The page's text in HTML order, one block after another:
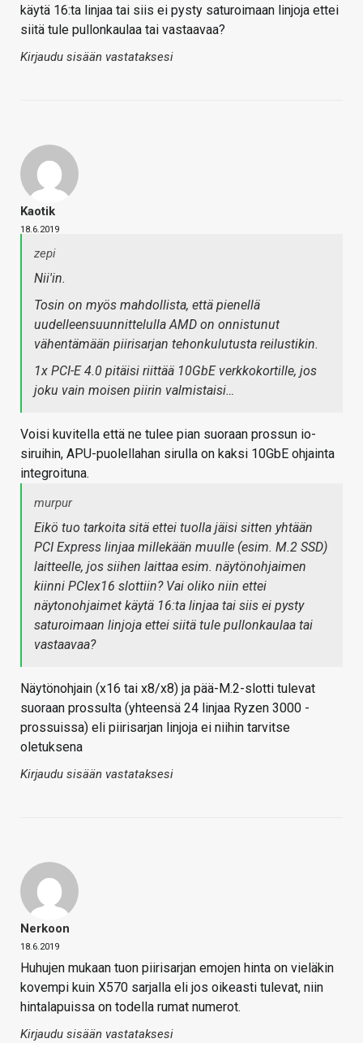
käytä 16:ta linjaa tai siis ei pysty saturoimaan linjoja ettei
siitä tule pullonkaulaa tai vastaavaa?
Kirjaudu sisään vastataksesi
Kaotik
18.6.2019
zepi
Nii'in.
Tosin on myös mahdollista, että pienellä
uudelleensuunnittelulla AMD on onnistunut
vähentämään piirisarjan tehonkulutusta reilustikin.
1x PCI-E 4.0 pitäisi riittää 10GbE verkkokortille, jos
joku vain moisen piirin valmistaisi…
Voisi kuvitella että ne tulee pian suoraan prossun io-
siruihin, APU-puolellahan sirulla on kaksi 10GbE ohjainta
integroituna.
murpur
Eikö tuo tarkoita sitä ettei tuolla jäisi sitten yhtään
PCI Express linjaa millekään muulle (esim. M.2 SSD)
laitteelle, jos siihen laittaa esim. näytönohjaimen
kiinni PCIex16 slottiin? Vai oliko niin ettei
näytonohjaimet käytä 16:ta linjaa tai siis ei pysty
saturoimaan linjoja ettei siitä tule pullonkaulaa tai
vastaavaa?
Näytönohjain (x16 tai x8/x8) ja pää-M.2-slotti tulevat
suoraan prossulta (yhteensä 24 linjaa Ryzen 3000 -
prossuissa) eli piirisarjan linjoja ei niihin tarvitse
oletuksena
Kirjaudu sisään vastataksesi
Nerkoon
18.6.2019
Huhujen mukaan tuon piirisarjan emojen hinta on vieläkin
kovempi kuin X570 sarjalla eli jos oikeasti tulevat, niin
hintalapuissa on todella rumat numerot.
Kirjaudu sisään vastataksesi